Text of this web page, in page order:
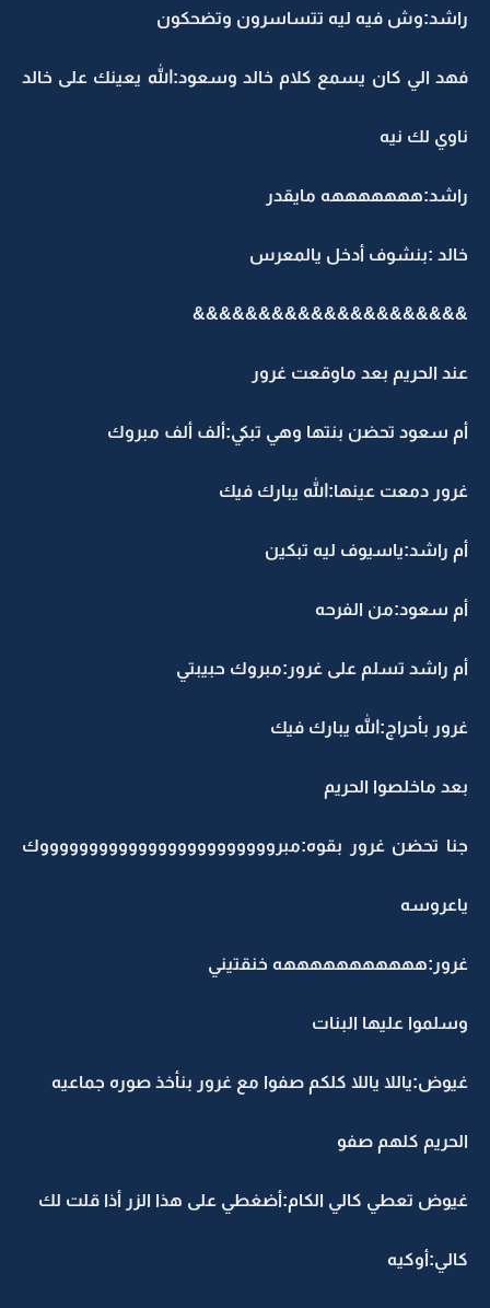
راشد:وش فيه ليه تتساسرون وتضحكون
فهد الي كان يسمع كلام خالد وسعود:الله يعينك على خالد
ناوي لك نيه
راشد:هههههههه مايقدر
خالد :بنشوف أدخل يالمعرس
&&&&&&&&&&&&&&&&&&&&&
عند الحريم بعد ماوقعت غرور
أم سعود تحضن بنتها وهي تبكي:ألف ألف مبروك
غرور دمعت عينها:الله يبارك فيك
أم راشد:ياسيوف ليه تبكين
أم سعود:من الفرحه
أم راشد تسلم على غرور:مبروك حبيبتي
غرور بأحراج:الله يبارك فيك
بعد ماخلصوا الحريم
جنا تحضن غرور بقوه:مبرووووووووووووووووووووووووك
ياعروسه
غرور:هههههههههههه خنقتيني
وسلموا عليها البنات
غيوض:ياللا ياللا كلكم صفوا مع غرور بنأخذ صوره جماعيه
الحريم كلهم صفو
غيوض تعطي كالي الكام:أضغطي على هذا الزر أذا قلت لك
كالي:أوكيه